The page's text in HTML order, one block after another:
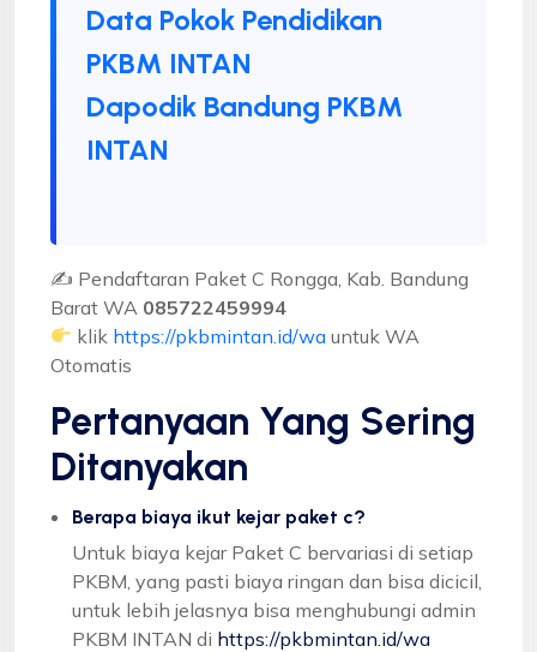
Data Pokok Pendidikan
PKBM INTAN
Dapodik Bandung PKBM
INTAN
✍ Pendaftaran Paket C Rongga, Kab. Bandung
Barat WA 085722459994
klik https://pkbmintan.id/wa untuk WA
Otomatis
Pertanyaan Yang Sering
Ditanyakan
Berapa biaya ikut kejar paket c?
Untuk biaya kejar Paket C bervariasi di setiap
PKBM, yang pasti biaya ringan dan bisa dicicil,
untuk lebih jelasnya bisa menghubungi admin
PKBM INTAN di https://pkbmintan.id/wa